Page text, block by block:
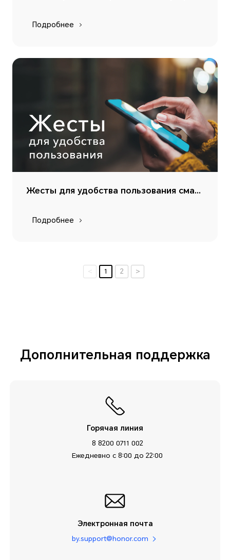
Подробнее
Жесты для удобства пользования смартфоном
Подробнее
< 1 2 >
Дополнительная поддержка
Горячая линия
8 8200 0711 002
Ежедневно с 8:00 до 22:00
Электронная почта
by.support@honor.com